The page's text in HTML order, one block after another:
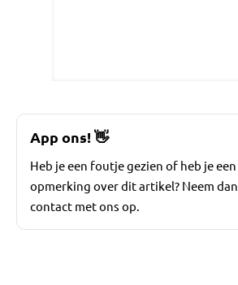
App ons!👋
Heb je een foutje gezien of heb je een
opmerking over dit artikel? Neem dan
contact met ons op.